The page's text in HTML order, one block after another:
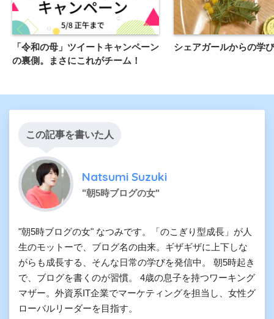
「令和の母」ツイートキャンペーン
の裏側。まさにこれがチーム！
シェアガールからの学び
この記事を書いた人
Natsumi Suzuki
"朝5時ブログの女"
"朝5時ブログの女" なつみです。「のこぎり型成長」が人
生のモットーで、ブログ名の由来。ギザギザに上下しな
がらも成長する、そんな日常の学びを発信中。 朝5時起き
で、ブログを書くのが習慣。 4歳の息子を持つワーキング
マザー。外資系IT企業でマーケティングを担当し、女性グ
ローバルリーダーを目指す。